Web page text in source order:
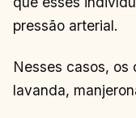
pressão arterial.
Nesses casos, os
lavanda,